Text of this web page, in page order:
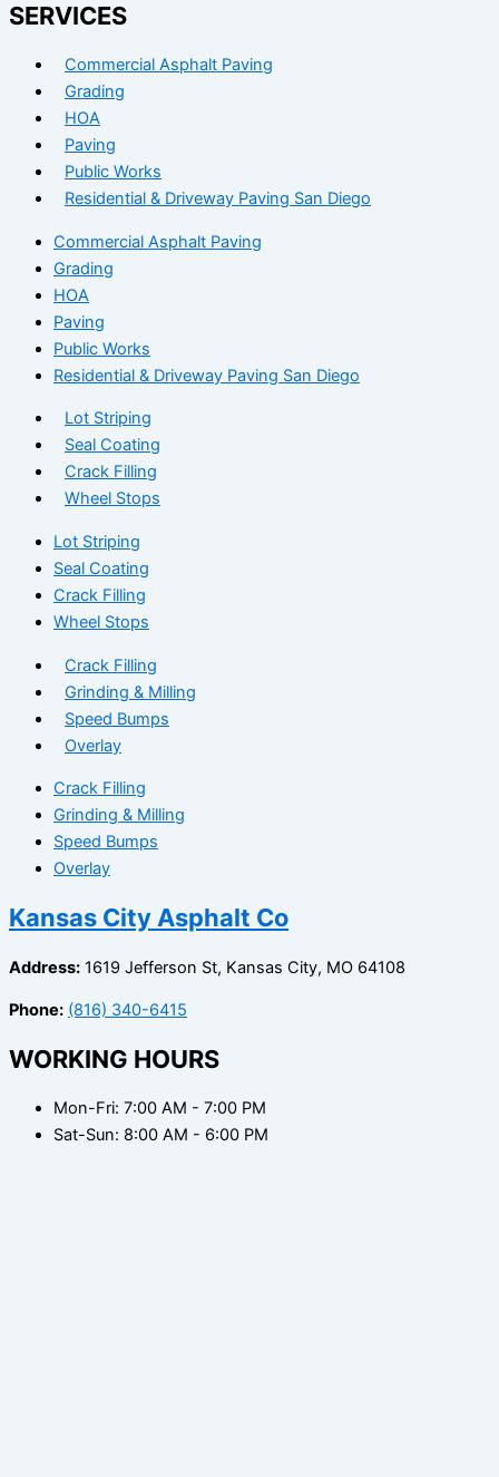
SERVICES
Commercial Asphalt Paving
Grading
HOA
Paving
Public Works
Residential & Driveway Paving San Diego
Commercial Asphalt Paving
Grading
HOA
Paving
Public Works
Residential & Driveway Paving San Diego
Lot Striping
Seal Coating
Crack Filling
Wheel Stops
Lot Striping
Seal Coating
Crack Filling
Wheel Stops
Crack Filling
Grinding & Milling
Speed Bumps
Overlay
Crack Filling
Grinding & Milling
Speed Bumps
Overlay
Kansas City Asphalt Co
Address: 1619 Jefferson St, Kansas City, MO 64108
Phone: (816) 340-6415
WORKING HOURS
Mon-Fri: 7:00 AM - 7:00 PM
Sat-Sun: 8:00 AM - 6:00 PM